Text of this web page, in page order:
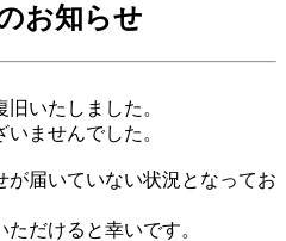
お知らせ
いたしました。
ませんでした。
が届いていない状況となってお
だけると幸いです。